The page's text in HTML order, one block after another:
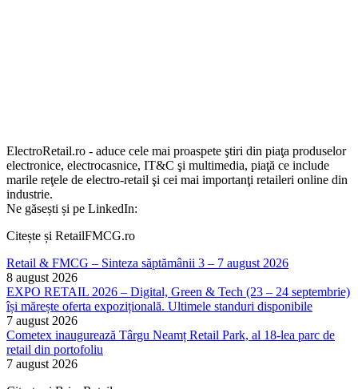
ElectroRetail.ro - aduce cele mai proaspete ştiri din piaţa produselor
electronice, electrocasnice, IT&C şi multimedia, piaţă ce include
marile reţele de electro-retail şi cei mai importanţi retaileri online din
industrie.
Ne găsești și pe LinkedIn:
Citește și RetailFMCG.ro
Retail & FMCG – Sinteza săptămânii 3 – 7 august 2026
8 august 2026
EXPO RETAIL 2026 – Digital, Green & Tech (23 – 24 septembrie)
își mărește oferta expozițională. Ultimele standuri disponibile
7 august 2026
Cometex inaugurează Târgu Neamț Retail Park, al 18-lea parc de
retail din portofoliu
7 august 2026